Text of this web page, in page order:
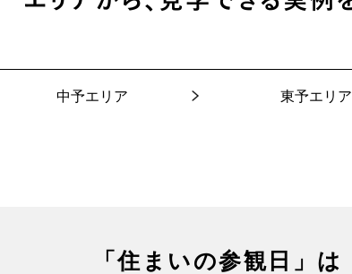
中予エリア 東予エリア
「住まいの参観日」は